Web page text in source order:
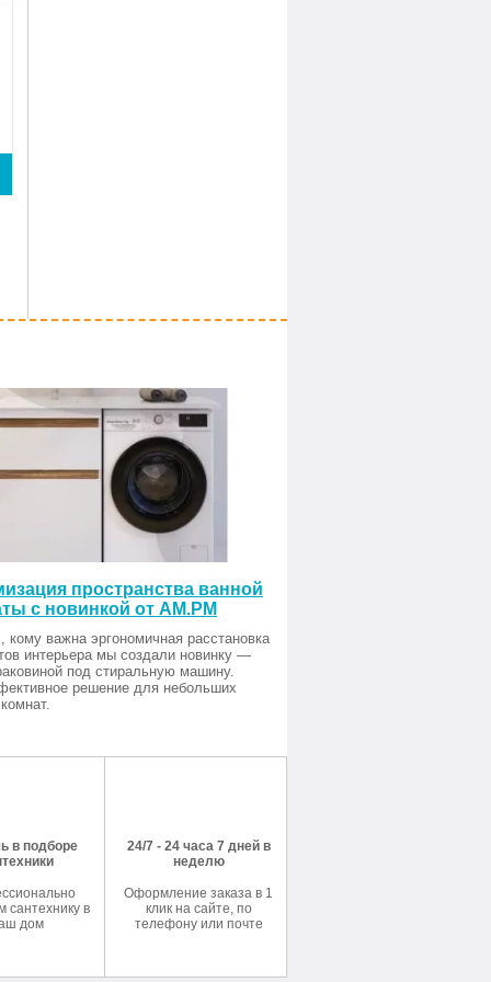
пространства ванной
с новинкой от AM.PM
кому важна эргономичная расстановка
интерьера мы создали новинку —
под стиральную машину.
решение для небольших
в подборе
сантехнику в
дом
24/7 - 24 часа 7 дней в
неделю
Оформление заказа в 1
клик на сайте, по
телефону или почте